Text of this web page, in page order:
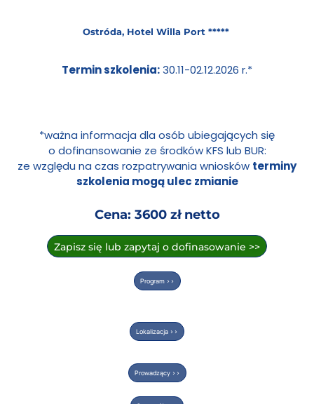
Ostróda, Hotel Willa Port *****
Termin szkolenia:30.11-02.12.2026 r.*
*ważna informacja dla osób ubiegających się
o dofinansowanie ze środków KFS lub BUR:
ze względu na czas rozpatrywania wniosków terminy
szkolenia mogą ulec zmianie
Cena: 3600 zł netto
Zapisz się lub zapytaj o dofinasowanie >>
Program >>
Lokalizacja >>
Prowadzący >>